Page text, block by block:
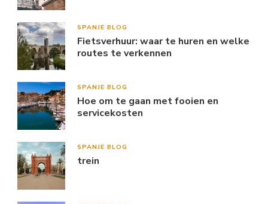
SPANJE BLOG
Fietsverhuur: waar te huren en welke
routes te verkennen
SPANJE BLOG
Hoe om te gaan met fooien en
servicekosten
SPANJE BLOG
trein